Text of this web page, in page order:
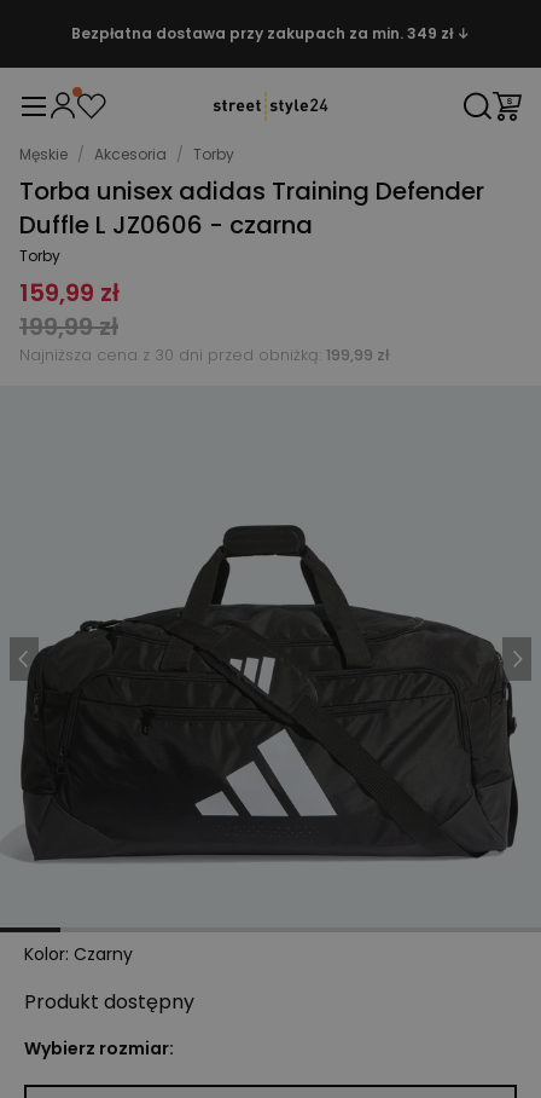
Bezpłatna dostawa przy zakupach za min. 349 zł ↓
Męskie / Akcesoria / Torby
Torba unisex adidas Training Defender
Duffle L JZ0606 - czarna
Torby
159,99 zł
199,99 zł
Najniższa cena z 30 dni przed obniżką: 199,99 zł
Kolor: Czarny
Produkt dostępny
Wybierz rozmiar: